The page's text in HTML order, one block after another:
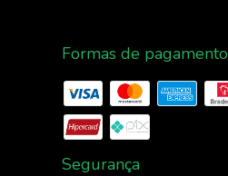
Formas de pagamento
Segurança